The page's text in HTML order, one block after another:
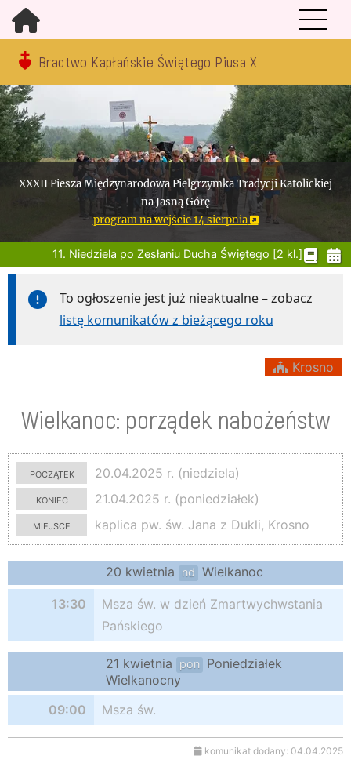
Bractwo Kapłańskie Świętego Piusa X
XXXII Piesza Międzynarodowa Pielgrzymka Tradycji Katolickiej
na Jasną Górę
program na wejście 14 sierpnia
11. Niedziela po Zesłaniu Ducha Świętego [2 kl.]
To ogłoszenie jest już nieaktualne – zobacz
listę komunikatów z bieżącego roku
Krosno
Wielkanoc: porządek nabożeństw
początek
20.04.2025 r. (niedziela)
koniec
21.04.2025 r. (poniedziałek)
miejsce
kaplica pw. św. Jana z Dukli, Krosno
20 kwietnia nd Wielkanoc
13:30
Msza św. w dzień Zmartwychwstania
Pańskiego
21 kwietnia pon
Poniedziałek
Wielkanocny
09:00
Msza św.
komunikat dodany: 04.04.2025